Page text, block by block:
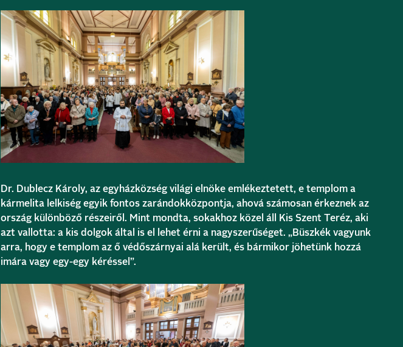
Dr. Dublecz Károly, az egyházközség világi elnöke emlékeztetett, e templom a
kármelita lelkiség egyik fontos zarándokközpontja, ahová számosan érkeznek az
ország különböző részeiről. Mint mondta, sokakhoz közel áll Kis Szent Teréz, aki
azt vallotta: a kis dolgok által is el lehet érni a nagyszerűséget. „Büszkék vagyunk
arra, hogy e templom az ő védőszárnyai alá került, és bármikor jöhetünk hozzá
imára vagy egy-egy kéréssel”.